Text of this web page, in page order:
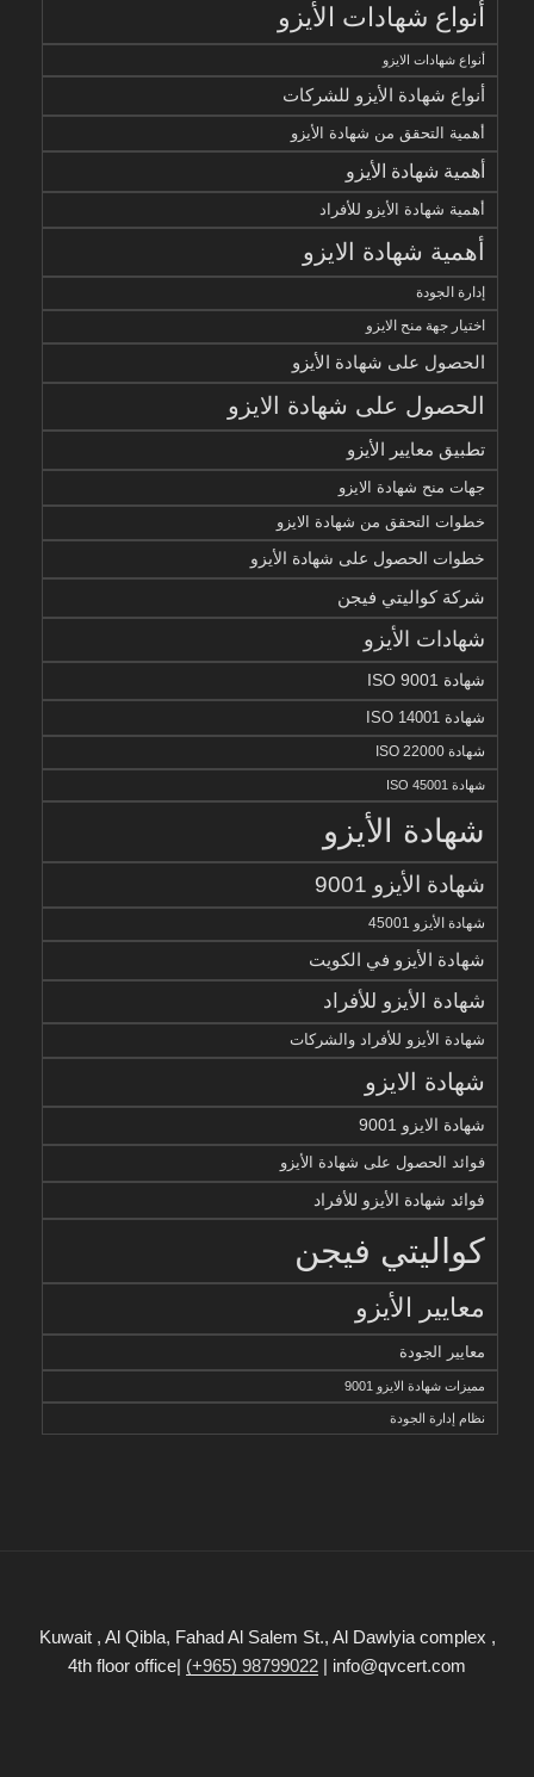
أنواع شهادات الأيزو
أنواع شهادات الايزو
أنواع شهادة الأيزو للشركات
أهمية التحقق من شهادة الأيزو
أهمية شهادة الأيزو
أهمية شهادة الأيزو للأفراد
أهمية شهادة الايزو
إدارة الجودة
اختيار جهة منح الايزو
الحصول على شهادة الأيزو
الحصول على شهادة الايزو
تطبيق معايير الأيزو
جهات منح شهادة الايزو
خطوات التحقق من شهادة الايزو
خطوات الحصول على شهادة الأيزو
شركة كواليتي فيجن
شهادات الأيزو
شهادة ISO 9001
شهادة ISO 14001
شهادة ISO 22000
شهادة ISO 45001
شهادة الأيزو
شهادة الأيزو 9001
شهادة الأيزو 45001
شهادة الأيزو في الكويت
شهادة الأيزو للأفراد
شهادة الأيزو للأفراد والشركات
شهادة الايزو
شهادة الايزو 9001
فوائد الحصول على شهادة الأيزو
فوائد شهادة الأيزو للأفراد
كواليتي فيجن
معايير الأيزو
معايير الجودة
مميزات شهادة الايزو 9001
نظام إدارة الجودة
Kuwait , Al Qibla, Fahad Al Salem St., Al Dawlyia complex ,
4th floor office| (+965) 98799022 | info@qvcert.com